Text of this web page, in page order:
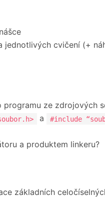
jednotlivých cvičení (+
ze zdrojových
a #include
a produktem linkeru?
základnı́ch